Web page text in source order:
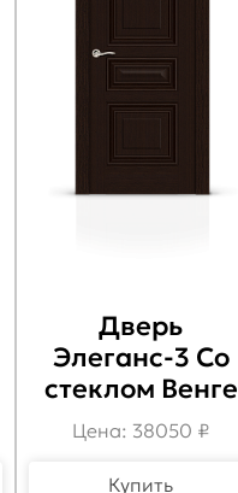
Дверь
Элеганс-3 Со
стеклом Венге
Цена: 38050 ₽
Купить